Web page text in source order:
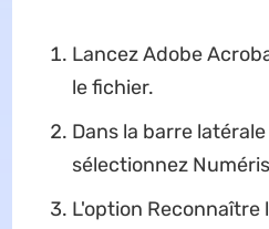
Lancez Adobe
le fichier.
Dans la barre
sélectionnez
L'option